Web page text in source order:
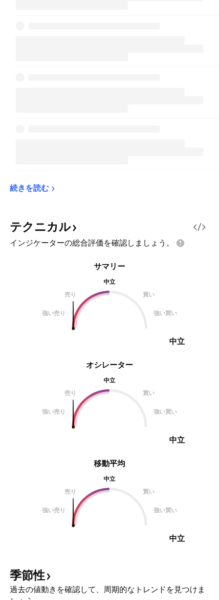
続きを読む
テクニカル
インジケーターの総合評価を確認しましょう。
オシレーター
中立
売り
買い
強い売り 強い買い
中立
サマリー
中立
売り
買い
強い売り 強い買い
中立
移動平均
中立
売り
買い
強い売り 強い買い
中立
季節性
過去の値動きを確認して、周期的なトレンドを見つけま